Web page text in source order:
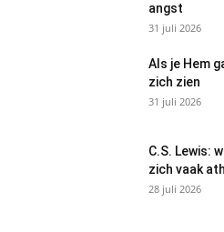
angst
31 juli 2026
Als je Hem
zich zien
31 juli 2026
C.S. Lewis:
zich vaak
28 juli 2026